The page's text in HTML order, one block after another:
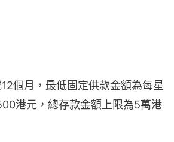
個月，最低固定供款金額為每星
港元，總存款金額上限為5萬港